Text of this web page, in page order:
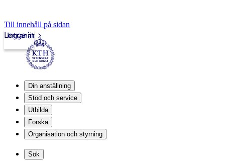
Till innehåll på sidan
Intranät
Logga in
Din anställning
Stöd och service
Utbilda
Forska
Organisation och styrning
Sök